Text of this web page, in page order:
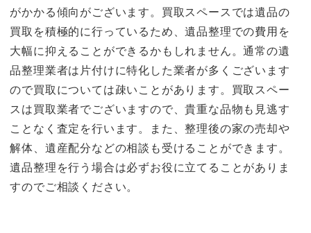
がかかる傾向がございます。買取スペースでは遺品の
買取を積極的に行っているため、遺品整理での費用を
大幅に抑えることができるかもしれません。通常の遺
品整理業者は片付けに特化した業者が多くございます
ので買取については疎いことがあります。買取スペー
スは買取業者でございますので、貴重な品物も見逃す
ことなく査定を行います。また、整理後の家の売却や
解体、遺産配分などの相談も受けることができます。
遺品整理を行う場合は必ずお役に立てることがありま
すのでご相談ください。